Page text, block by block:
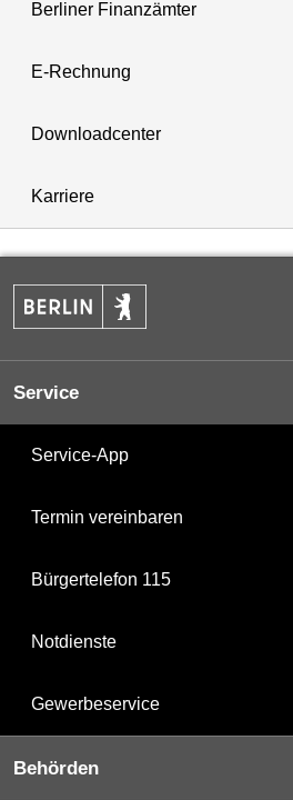
Berliner Finanzämter
E-Rechnung
Downloadcenter
Karriere
Service
Service-App
Termin vereinbaren
Bürgertelefon 115
Notdienste
Gewerbeservice
Behörden